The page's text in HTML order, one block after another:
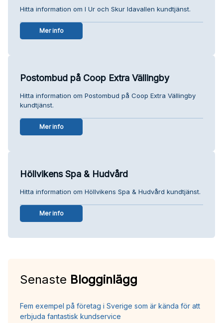
Hitta information om I Ur och Skur Idavallen kundtjänst.
Mer info
Postombud på Coop Extra Vällingby
Hitta information om Postombud på Coop Extra Vällingby
kundtjänst.
Mer info
Höllvikens Spa & Hudvård
Hitta information om Höllvikens Spa & Hudvård kundtjänst.
Mer info
Senaste Blogginlägg
Fem exempel på företag i Sverige som är kända för att
erbjuda fantastisk kundservice